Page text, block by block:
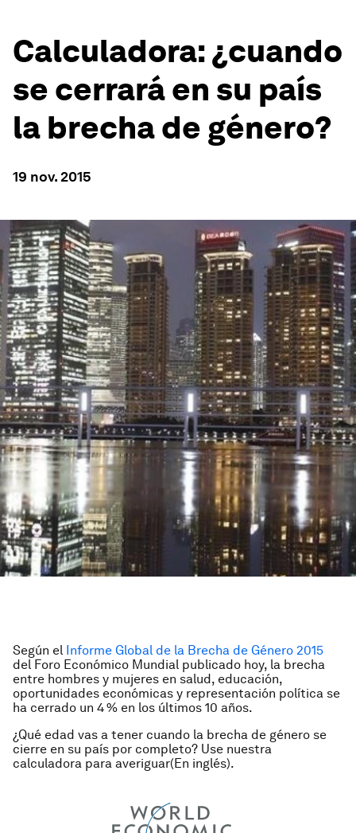
Calculadora: ¿cuando
se cerrará en su país
la brecha de género?
19 nov. 2015
Según el Informe Global de la Brecha de Género 2015
del Foro Económico Mundial publicado hoy, la brecha
entre hombres y mujeres en salud, educación,
oportunidades económicas y representación política se
ha cerrado un 4 % en los últimos 10 años.
¿Qué edad vas a tener cuando la brecha de género se
cierre en su país por completo? Use nuestra
calculadora para averiguar(En inglés).